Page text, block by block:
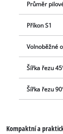
Průměr
Příkon S1
Volnoběžné
Šířka řezu
Šířka řezu
Kompaktní a